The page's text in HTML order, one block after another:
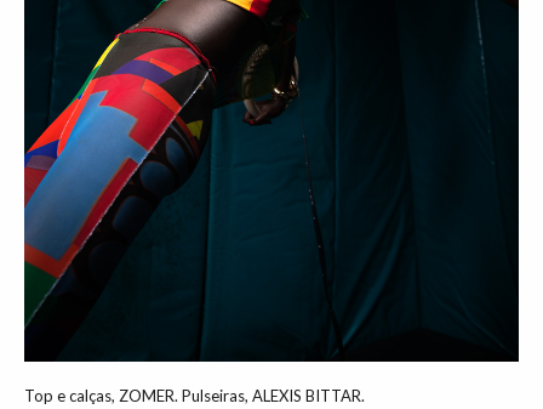
Top e calças, ZOMER. Pulseiras, ALEXIS BITTAR.